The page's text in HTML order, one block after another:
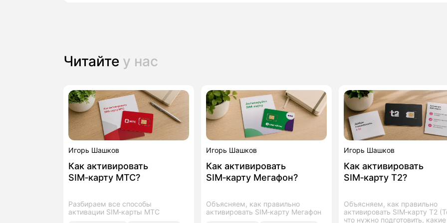
Читайте у нас
Игорь Шашков
Как активировать
SIM‑карту МТС?
Разбираем все способы
активации SIM‑карты МТС
Игорь Шашков
Как активировать
SIM‑карту Мегафон?
Объясняем, как правильно
активировать SIM‑карту Мегафон
Игорь Шашков
Как активировать
SIM‑карту T2?
Объясняем, как правильно
активировать SIM‑карту T2
что нужно подготовить,